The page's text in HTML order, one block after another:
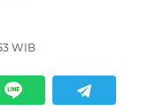
WIB